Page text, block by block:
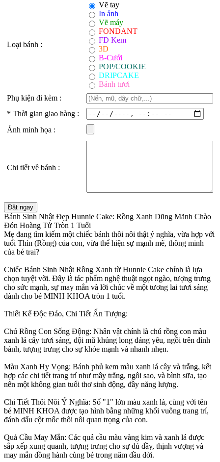
Loại bánh :
Vẽ tay
In ảnh
Vẽ máy
FONDANT
FD Kem
3D
B-Cưới
POP/COOKIE
DRIPCAKE
Bánh tươi
Phụ kiện đi kèm :
* Thời gian giao hàng :
Ảnh minh họa :
Chi tiết về bánh :
Bánh Sinh Nhật Đẹp Hunnie Cake: Rồng Xanh Dũng Mãnh Chào
Đón Hoàng Tử Tròn 1 Tuổi
Mẹ đang tìm kiếm một chiếc bánh thôi nôi thật ý nghĩa, vừa hợp với
tuổi Thìn (Rồng) của con, vừa thể hiện sự mạnh mẽ, thông minh
của bé trai?
Chiếc Bánh Sinh Nhật Rồng Xanh từ Hunnie Cake chính là lựa
chọn tuyệt vời. Đây là tác phẩm nghệ thuật ngọt ngào, tượng trưng
cho sức mạnh, sự may mắn và lời chúc về một tương lai tươi sáng
dành cho bé MINH KHOA tròn 1 tuổi.
Thiết Kế Độc Đáo, Chi Tiết Ấn Tượng:
Chú Rồng Con Sống Động: Nhân vật chính là chú rồng con màu
xanh lá cây tươi sáng, đội mũ khủng long đáng yêu, ngồi trên đỉnh
bánh, tượng trưng cho sự khỏe mạnh và nhanh nhẹn.
Màu Xanh Hy Vọng: Bánh phủ kem màu xanh lá cây và trắng, kết
hợp các chi tiết trang trí như mây trắng, ngôi sao, và bình sữa, tạo
nên một không gian tuổi thơ sinh động, đầy năng lượng.
Chi Tiết Thôi Nôi Ý Nghĩa: Số "1" lớn màu xanh lá, cùng với tên
bé MINH KHOA được tạo hình bằng những khối vuông trang trí,
đánh dấu cột mốc thôi nôi quan trọng của con.
Quả Cầu May Mắn: Các quả cầu màu vàng kim và xanh lá được
sắp xếp xung quanh, tượng trưng cho sự đủ đầy, thịnh vượng và
may mắn đồng hành cùng bé trong năm đầu đời.